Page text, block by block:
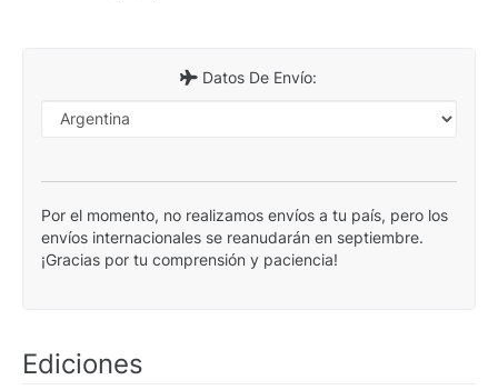
Datos De Envío:
Por el momento, no realizamos envíos a tu país, pero los
envíos internacionales se reanudarán en septiembre.
¡Gracias por tu comprensión y paciencia!
Ediciones